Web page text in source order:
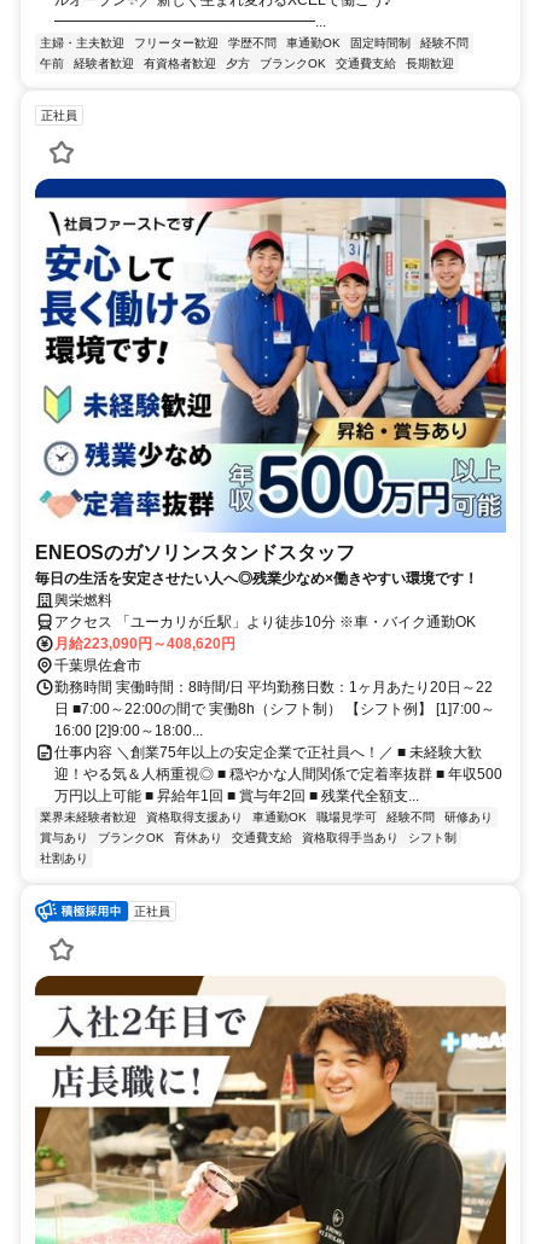
━━━━━━━━━━━━━━━━━━...
主婦・主夫歓迎 フリーター歓迎 学歴不問 車通勤OK 固定時間制
経験不問
午前
経験者歓迎 有資格者歓迎 夕方 ブランクOK 交通費支給 長期歓迎
正社員
ENEOSのガソリンスタンドスタッフ
毎日の生活を安定させたい人へ◎残業少なめ×働きやすい環境です！
興栄燃料
アクセス 「ユーカリが丘駅」より徒歩10分 ※車・バイク通勤OK
月給223,090円～408,620円
千葉県佐倉市
勤務時間 実働時間：8時間/日 平均勤務日数：1ヶ月あたり20日～22
日 ■7:00～22:00の間で 実働8h（シフト制） 【シフト例】 [1]7:00～
16:00 [2]9:00～18:00...
仕事内容 ＼創業75年以上の安定企業で正社員へ！／ ■ 未経験大歓
迎！やる気＆人柄重視◎ ■ 穏やかな人間関係で定着率抜群 ■ 年収500
万円以上可能 ■ 昇給年1回 ■ 賞与年2回 ■ 残業代全額支...
業界未経験者歓迎 資格取得支援あり 車通勤OK 職場見学可 経験不問
研修あり
賞与あり
ブランクOK 育休あり 交通費支給 資格取得手当あり
シフト制
社割あり
正社員